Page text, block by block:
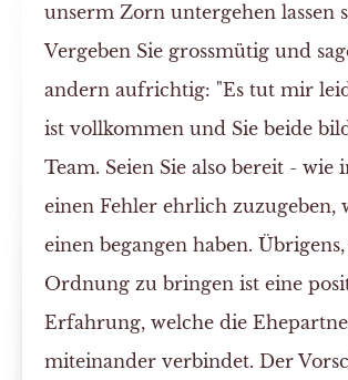
unserm Zorn untergehen lassen
Vergeben Sie grossmütig und
andern aufrichtig: "Es tut mir
ist vollkommen und Sie beide
Team. Seien Sie also bereit - wie
einen Fehler ehrlich zuzugeben,
einen begangen haben.
Ordnung zu bringen ist eine
Erfahrung, welche die
miteinander verbindet. Der